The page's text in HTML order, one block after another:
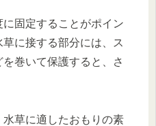
固定することがポイン
に接する部分には、ス
巻いて保護すると、さ
草に適したおもりの素